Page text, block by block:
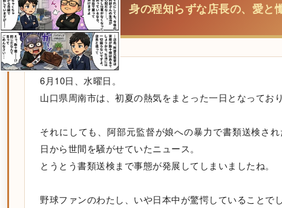
身の程知らずな店長の、愛と
6月10日、水曜日。
山口県周南市は、初夏の熱気をまとった一日となっており
それにしても、阿部元監督が娘への暴力で書類送検さ
日から世間を騒がせていたニュース。
とうとう書類送検まで事態が発展してしまいましたね。
野球ファンのわたし、いや日本中が驚愕していることでし